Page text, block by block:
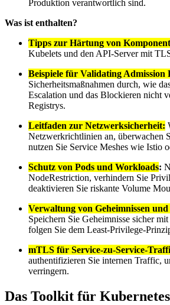
Produktion verantwortlich sind.
Was ist enthalten?
Tipps zur Härtung von
Kubelets und den API-Server mit
Beispiele für Validating Admission
Sicherheitsmaßnahmen durch, wie
Escalation und das Blockieren nicht
Registrys.
Leitfaden zur Netzwerksicherheit:
Netzwerkrichtlinien an, überwachen
nutzen Sie Service Meshes wie Istio
Schutz von Pods und Workloads:
NodeRestriction, verhindern Sie
deaktivieren Sie riskante Volume
Verwaltung von Geheimnissen
Speichern Sie Geheimnisse sicher
folgen Sie dem Least-Privilege-
mTLS für Service-zu-Service-
authentifizieren Sie internen Traffic,
verringern.
Das Toolkit für